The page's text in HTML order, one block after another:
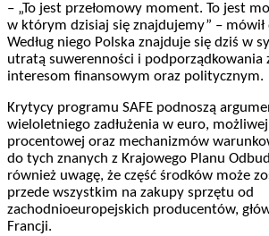
– „To jest przełomowy moment. To jest
w którym dzisiaj się znajdujemy” –
Według niego Polska znajduje się dziś w
utratą suwerenności i podporządkowania
interesom finansowym oraz politycznym.
Krytycy programu SAFE podnoszą
wieloletniego zadłużenia w euro,
procentowej oraz mechanizmów
do tych znanych z Krajowego Planu
również uwagę, że część środków może
przede wszystkim na zakupy sprzętu od
zachodnioeuropejskich producentów,
Francji.